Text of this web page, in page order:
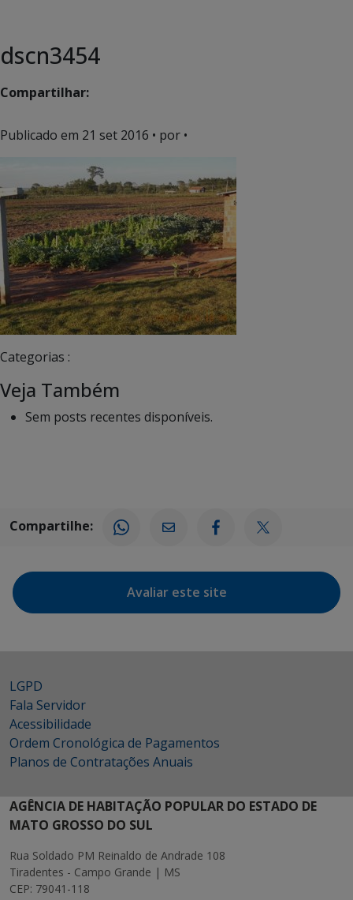
dscn3454
Compartilhar:
Publicado em 21 set 2016 • por •
Categorias :
Veja Também
Sem posts recentes disponíveis.
Compartilhe:
Avaliar este site
LGPD
Fala Servidor
Acessibilidade
Ordem Cronológica de Pagamentos
Planos de Contratações Anuais
AGÊNCIA DE HABITAÇÃO POPULAR DO ESTADO DE
MATO GROSSO DO SUL
Rua Soldado PM Reinaldo de Andrade 108
Tiradentes - Campo Grande | MS
CEP: 79041-118